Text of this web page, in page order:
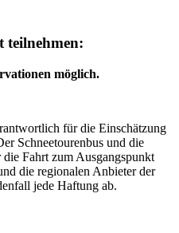
teilnehmen:
möglich.
für die Einschätzung
Schneetourenbus und die
Fahrt zum Ausgangspunkt
die regionalen Anbieter der
jede Haftung ab.